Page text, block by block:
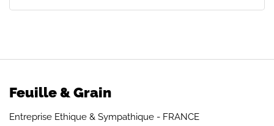
Feuille & Grain
Entreprise Ethique & Sympathique - FRANCE